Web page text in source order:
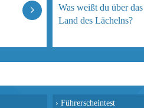
Was weißt du über das
Land des Lächelns?
› Führerscheintest